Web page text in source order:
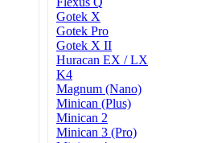
Gotek X
Gotek Pro
Gotek X II
Huracan EX / LX
K4
Magnum (Nano)
Minican (Plus)
Minican 2
Minican 3 (Pro)